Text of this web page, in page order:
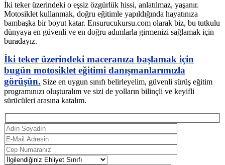
İki teker üzerindeki o eşsiz özgürlük hissi, anlatılmaz, yaşanır.
Motosiklet kullanmak, doğru eğitimle yapıldığında hayatınıza
bambaşka bir boyut katar. Ensurucukursu.com olarak biz, bu tutkulu
dünyaya en güvenli ve en doğru adımlarla girmenizi sağlamak için
buradayız.
İki teker üzerindeki maceranıza başlamak için
bugün motosiklet eğitimi danışmanlarımızla
görüşün. Size en uygun sınıfı belirleyelim, güvenli sürüş eğitim
programınızı oluşturalım ve sizi de yolların bilinçli ve keyifli
sürücüleri arasına katalım.